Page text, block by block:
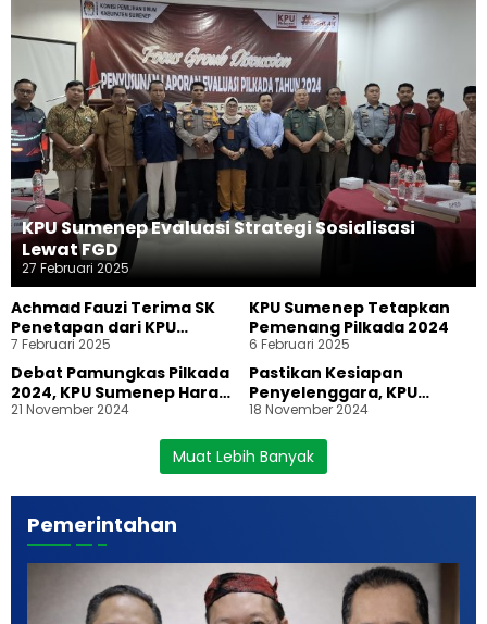
KPU Sumenep Evaluasi Strategi Sosialisasi
Lewat FGD
27 Februari 2025
Achmad Fauzi Terima SK
Penetapan dari KPU
Sumenep
7 Februari 2025
KPU Sumenep Tetapkan
Pemenang Pilkada 2024
6 Februari 2025
Debat Pamungkas Pilkada
2024, KPU Sumenep Harap
Visi Misi Paslon Jadi Acuan
21 November 2024
Pastikan Kesiapan
Penyelenggara, KPU
Sumenep Gelar Simulasi
Penghitungan Suara
Pilkada 2024
18 November 2024
Muat Lebih Banyak
Pemerintahan